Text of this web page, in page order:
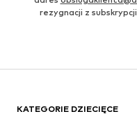
rezygnacji z
KATEGORIE DZIECIĘCE